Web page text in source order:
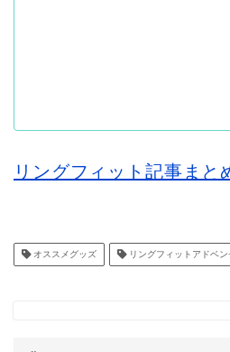
リングフィット記事まと
オススメグッズ リングフィットアドベン